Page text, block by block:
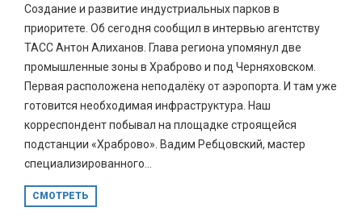
Создание и развитие индустриальных парков в
приоритете. Об сегодня сообщил в интервью агентству
ТАСС Антон Алиханов. Глава региона упомянул две
промышленные зоны в Храброво и под Черняховском.
Первая расположена неподалёку от аэропорта. И там уже
готовится необходимая инфраструктура. Наш
корреспондент побывал на площадке строящейся
подстанции «Храброво». Вадим Ребцовский, мастер
специализированного...
СМОТРЕТЬ